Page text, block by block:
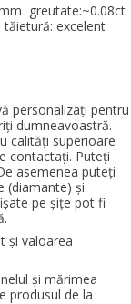
greutate:~0.08ct
excelent
personalizaţi pentru
dumneavoastră.
calităţi superioare
contactaţi. Puteţi
asemenea puteţi
(diamante) şi
pe şiţe pot fi
şi valoarea
şi mărimea
produsul de la